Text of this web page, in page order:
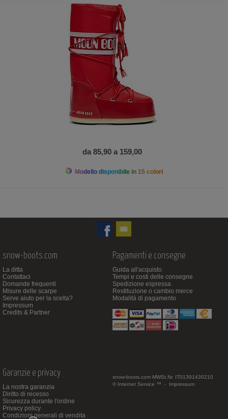
da 85,90 a 159,00
Modello disponibile in 15 colori
snow-boots.com
La ditta
Contattaci
Domande frequenti
Misure delle scarpe
Serve aiuto per la scelta?
Impressum
Credits & Partner
Pagamenti e consegne
Guida all'acquisto
Tempi e costi delle consegne
Spedizione espressa
Restituzione o cambio merce
Modalità di pagamento
Garanzie e privacy
La nostra garanzia
Diritto di recesso
Sicurezza durante l'ordine
Privacy policy
Condizioni generali di vendita
snow-boots.com MWSt.Nr. IT01391430210
© Internet Service ™ - Impressum